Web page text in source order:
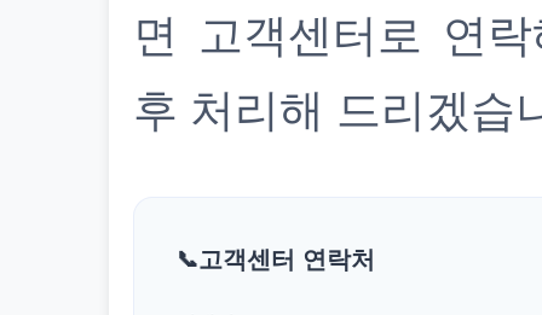
면 고객센터로 연
후 처리해 드리겠습
고객센터 연락처